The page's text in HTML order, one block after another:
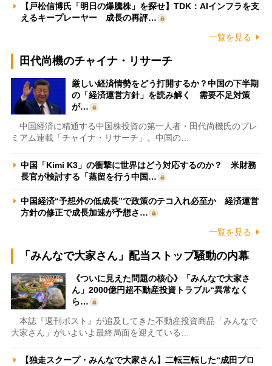
【戸松信博氏「明日の爆騰株」を探せ】TDK：AIインフラを支
えるキープレーヤー 成長の再評…
一覧を見る
田代尚機のチャイナ・リサーチ
厳しい経済情勢をどう打開するか？中国の下半期
の「経済運営方針」を読み解く 需要不足対策
が…
中国経済に精通する中国株投資の第一人者・田代尚機氏のプレ
ミアム連載「チャイナ・リサーチ」。中国の…
中国「Kimi K3」の衝撃に世界はどう対応するのか？ 米財務
長官が検討する「蒸留を行う中国…
中国経済“予想外の低成長”で政策のテコ入れ必至か 経済運営
方針の修正で成長加速が予想さ…
一覧を見る
「みんなで大家さん」配当ストップ騒動の内幕
《ついに見えた問題の核心》「みんなで大家さ
ん」2000億円超不動産投資トラブル“異常なく
ら…
本誌『週刊ポスト』が追及してきた不動産投資商品「みんなで
大家さん」がいよいよ最終局面を迎えている…
【独走スクープ・みんなで大家さん】二転三転した“成田プロ